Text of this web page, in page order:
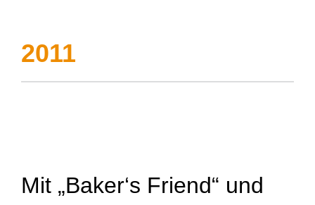
2011
Mit „Baker‘s Friend“ und